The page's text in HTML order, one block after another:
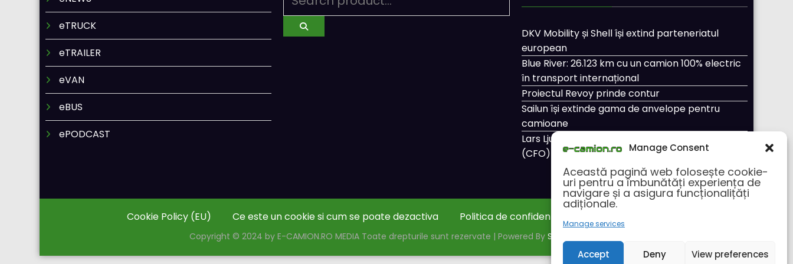
Manage Consent
Această pagină web folosește cookie-
uri pentru a îmbunătăți experiența de
navigare și a asigura funcționalițăți
adiționale.
Manage services
Accept Deny View preferences
eTRUCK
eTRAILER
eVAN
eBUS
ePODCAST
DKV Mobility și Shell își extind parteneriatul
european
Blue River: 26.123 km cu un camion 100% electric
în transport internațional
Proiectul Revoy prinde contur
Sailun își extinde gama de anvelope pentru
camioane
Lars Ljungström a fost numit director general
(CFO) pentru cellcentric
Cookie Policy (EU) Ce este un cookie si cum se poate dezactiva Politica de confidentialitate
Copyright © 2024 by E-CAMION.RO MEDIA Toate drepturile sunt rezervate | Powered By SpiceThemes